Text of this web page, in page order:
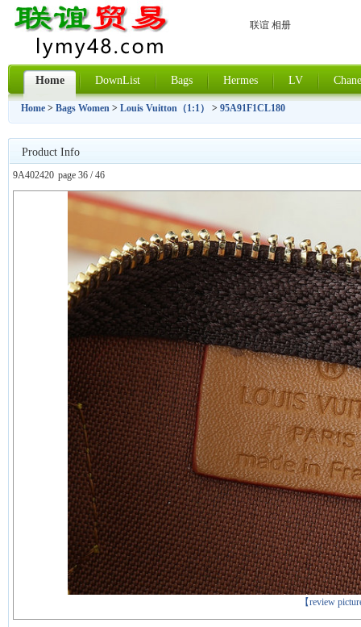
联谊 相册
Home DownList Bags Hermes LV
Home > Bags Women > Louis Vuitton（1:1） > 95A91F1CL180
Product Info
9A402420 page 36 / 46
【review
下一张